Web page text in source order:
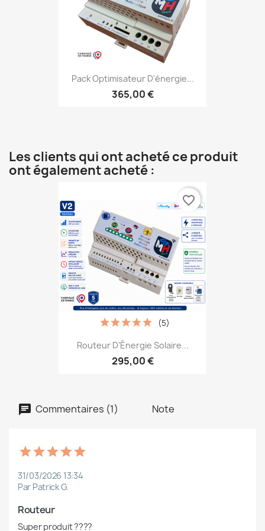
Pack Optimisateur D'énergie...
365,00 €
Les clients qui ont acheté ce produit
ont également acheté :
Routeur D’Énergie Solaire...
295,00 €
(5)
favorite_border
Commentaires (1) Note
31/03/2026 13:34
Par Patrick G.
Routeur
Super produit ????